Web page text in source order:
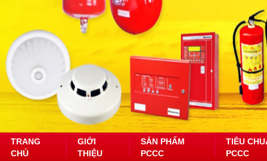
TRANG
CHỦ
GIỚI
THIỆU
SẢN PHẨM
PCCC
TIÊU
PCCC